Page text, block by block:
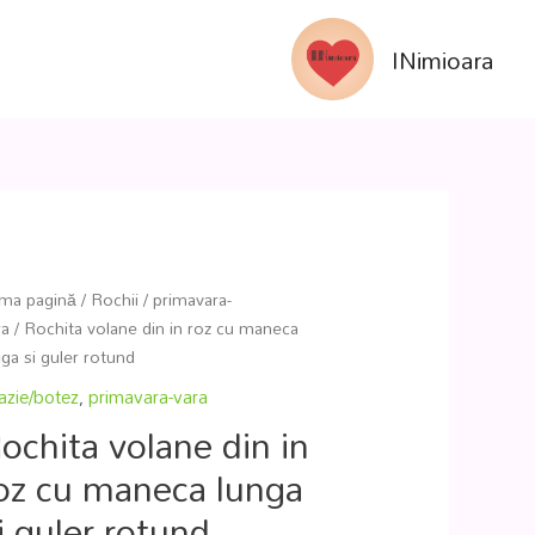
INimioara
pagină/Rochii/primavara-
/ Rochita volane din in roz cu maneca
si guler rotund
botez,primavara-vara
volane din in
cu maneca lunga